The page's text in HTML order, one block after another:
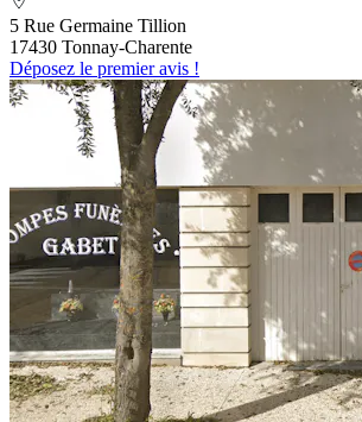
5 Rue Germaine Tillion
17430 Tonnay-Charente
Déposez le premier avis !